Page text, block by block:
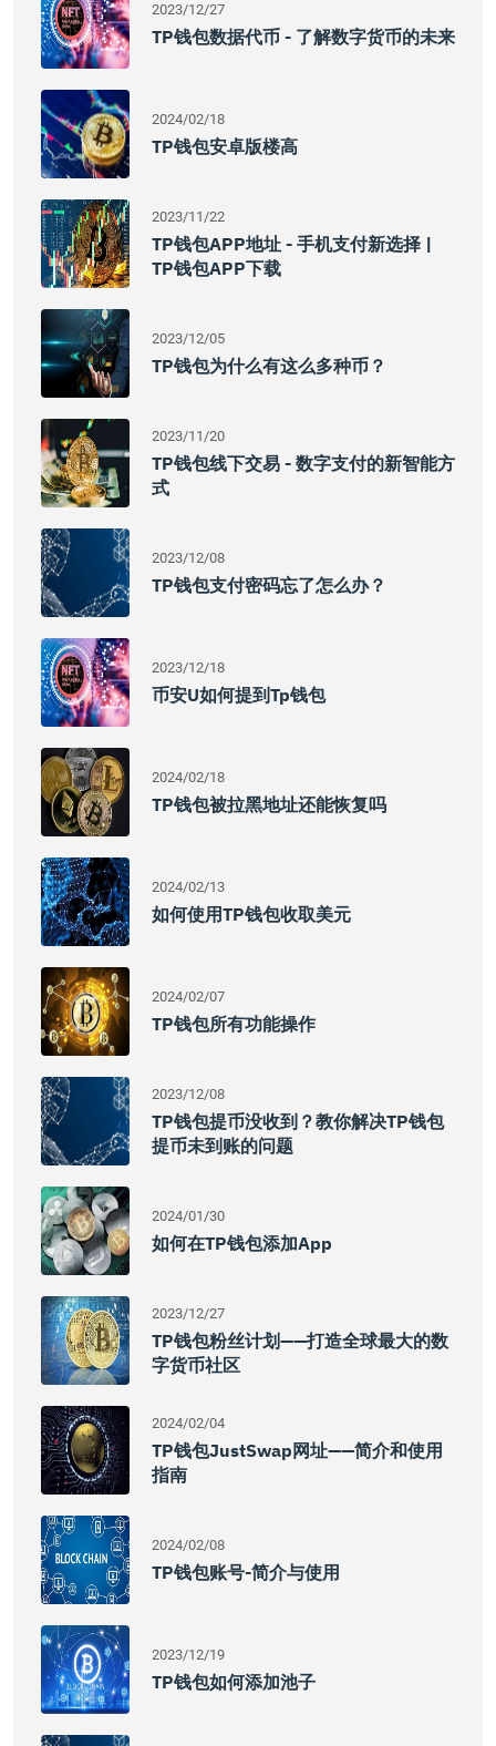
2023/12/27
TP钱包数据代币 - 了解数字货币的未来
2024/02/18
TP钱包安卓版楼高
2023/11/22
TP钱包APP地址 - 手机支付新选择 |
TP钱包APP下载
2023/12/05
TP钱包为什么有这么多种币？
2023/11/20
TP钱包线下交易 - 数字支付的新智能方
式
2023/12/08
TP钱包支付密码忘了怎么办？
2023/12/18
币安u如何提到tp钱包
2024/02/18
TP钱包被拉黑地址还能恢复吗
2024/02/13
如何使用TP钱包收取美元
2024/02/07
TP钱包所有功能操作
2023/12/08
TP钱包提币没收到？教你解决TP钱包
提币未到账的问题
2024/01/30
如何在TP钱包添加App
2023/12/27
TP钱包粉丝计划——打造全球最大的数
字货币社区
2024/02/04
TP钱包JustSwap网址——简介和使用
指南
2024/02/08
TP钱包账号-简介与使用
2023/12/19
TP钱包如何添加池子